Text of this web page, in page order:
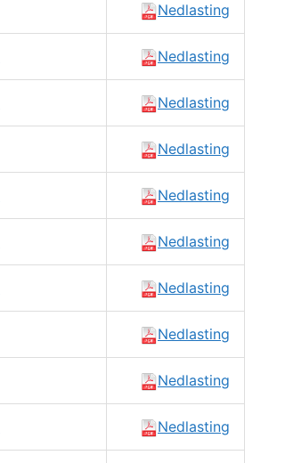
Nedlasting
Nedlasting
Nedlasting
Nedlasting
Nedlasting
Nedlasting
Nedlasting
Nedlasting
Nedlasting
Nedlasting